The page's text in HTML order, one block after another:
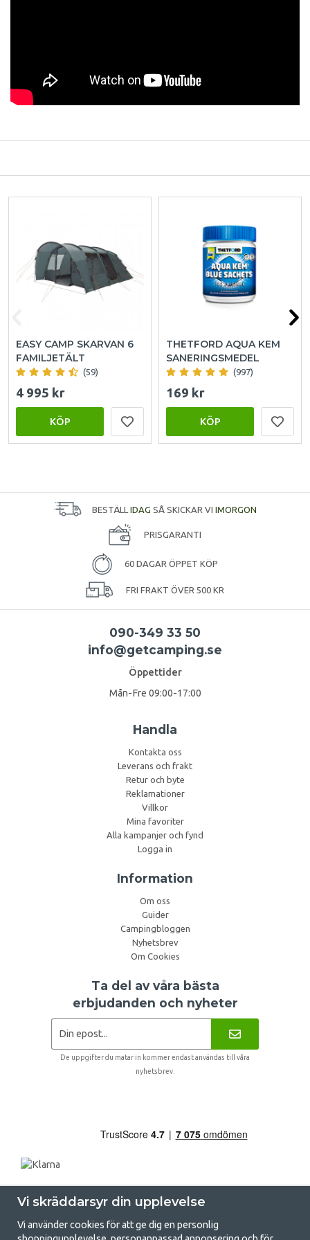
EASY CAMP SKARVAN 6
FAMILJETÄLT
(59)
4 995 kr
KÖP
THETFORD AQUA KEM
SANERINGSMEDEL
(997)
169 kr
KÖP
BESTÄLL IDAG SÅ SKICKAR VI IMORGON
PRISGARANTI
60 DAGAR ÖPPET KÖP
FRI FRAKT ÖVER 500 KR
090-349 33 50
info@getcamping.se
Öppettider
Mån-Fre 09:00-17:00
Handla
Kontakta oss
Leverans och frakt
Retur och byte
Reklamationer
Villkor
Mina favoriter
Alla kampanjer och fynd
Logga in
Information
Om oss
Guider
Campingbloggen
Nyhetsbrev
Om Cookies
Ta del av våra bästa
erbjudanden och nyheter
De uppgifter du matar in kommer endast användas till våra
nyhetsbrev.
Vi skräddarsyr din upplevelse
Vi använder cookies för att ge dig en personlig